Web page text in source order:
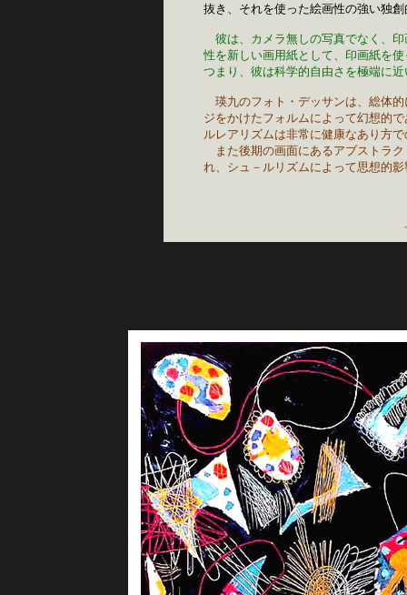
抜き、それを使った絵
彼は、カメラ無しの写真でなく、
性を新しい画用紙として、印画紙を
つまり、彼は科学的自由さを極端に
瑛九のフォト・デッサンは、総体
ジをかけたフォルムによって幻想的
ルレアリズムは非常に健康な
また後期の画面にあるアブストラ
れ、シュ－ルリズムによって思想的